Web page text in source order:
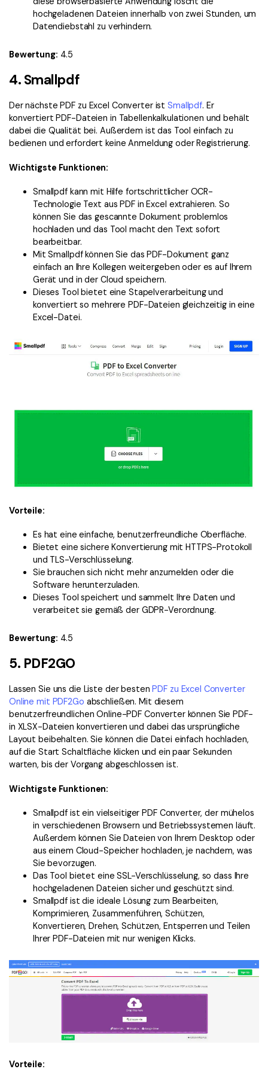
hochgeladenen Dateien innerhalb von zwei Stunden, um
Datendiebstahl zu verhindern.
Bewertung: 4.5
4. Smallpdf
Der nächste PDF zu Excel Converter istSmallpdf. Er
konvertiert PDF-Dateien in Tabellenkalkulationen und behält
dabei die Qualität bei. Außerdem ist das Tool einfach zu
bedienen und erfordert keine Anmeldung oder Registrierung.
Wichtigste Funktionen:
Smallpdf kann mit Hilfe fortschrittlicher OCR-
Technologie Text aus PDF in Excel extrahieren. So
können Sie das gescannte Dokument problemlos
hochladen und das Tool macht den Text sofort
bearbeitbar.
Mit Smallpdf können Sie das PDF-Dokument ganz
einfach an Ihre Kollegen weitergeben oder es auf Ihrem
Gerät und in der Cloud speichern.
Dieses Tool bietet eine Stapelverarbeitung und
konvertiert so mehrere PDF-Dateien gleichzeitig in eine
Excel-Datei.
Vorteile:
Es hat eine einfache, benutzerfreundliche Oberfläche.
Bietet eine sichere Konvertierung mit HTTPS-Protokoll
und TLS-Verschlüsselung.
Sie brauchen sich nicht mehr anzumelden oder die
Software herunterzuladen.
Dieses Tool speichert und sammelt Ihre Daten und
verarbeitet sie gemäß der GDPR-Verordnung.
Bewertung: 4.5
5. PDF2GO
Lassen Sie uns die Liste der besten PDF zu Excel Converter
Online mit PDF2Go abschließen. Mit diesem
benutzerfreundlichen Online-PDF Converter können Sie PDF-
in XLSX-Dateien konvertieren und dabei das ursprüngliche
Layout beibehalten. Sie können die Datei einfach hochladen,
auf die Start Schaltfläche klicken und ein paar Sekunden
warten, bis der Vorgang abgeschlossen ist.
Wichtigste Funktionen:
Smallpdf ist ein vielseitiger PDF Converter, der mühelos
in verschiedenen Browsern und Betriebssystemen läuft.
Außerdem können Sie Dateien von Ihrem Desktop oder
aus einem Cloud-Speicher hochladen, je nachdem, was
Sie bevorzugen.
Das Tool bietet eine SSL-Verschlüsselung, so dass Ihre
hochgeladenen Dateien sicher und geschützt sind.
Smallpdf ist die ideale Lösung zum Bearbeiten,
Komprimieren, Zusammenführen, Schützen,
Konvertieren, Drehen, Schützen, Entsperren und Teilen
Ihrer PDF-Dateien mit nur wenigen Klicks.
Vorteile: